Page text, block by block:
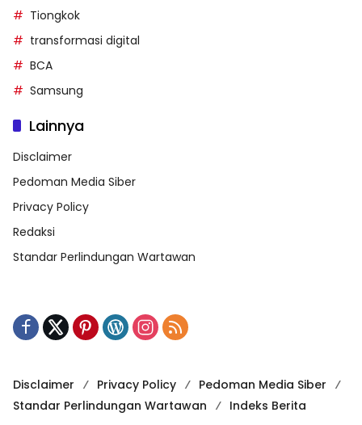
Tiongkok
transformasi digital
BCA
Samsung
Lainnya
Disclaimer
Pedoman Media Siber
Privacy Policy
Redaksi
Standar Perlindungan Wartawan
Disclaimer Privacy Policy
Pedoman Media Siber
Standar Perlindungan Wartawan
Indeks Berita